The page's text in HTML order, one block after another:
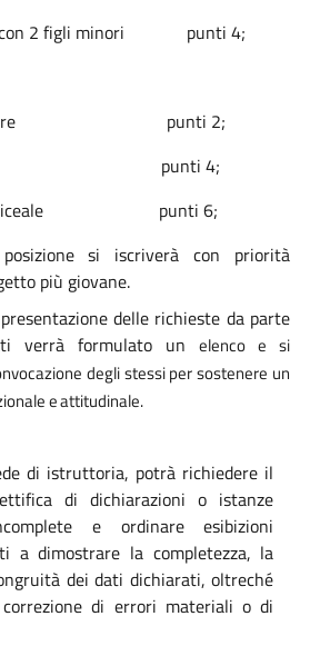
2 figli minori
punti 4;
punti 2;
punti 4;
punti 6;
si iscriverà con priorità
più giovane.
presentazione delle richieste da parte
verrà formulato un elenco e si
degli stessi per sostenere un
eattitudinale.
di istruttoria, potrà richiedere il
di dichiarazioni o istanze
e ordinare
esibizioni
a dimostrare la completezza, la
dei dati dichiarati, oltreché
di errori materiali o di